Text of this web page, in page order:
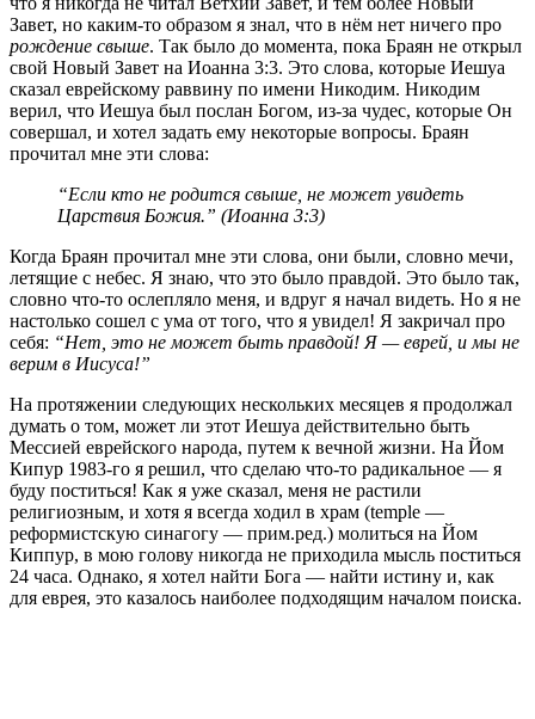
Завет, но каким-то образом я знал, что в нём нет ничего про
рождение свыше. Так было до момента, пока Браян не открыл
свой Новый Завет на Иоанна 3:3. Это слова, которые Иешуа
сказал еврейскому раввину по имени Никодим. Никодим
верил, что Иешуа был послан Богом, из-за чудес, которые Он
совершал, и хотел задать ему некоторые вопросы. Браян
прочитал мне эти слова:
“Если кто не родится свыше, не может увидеть
Царствия Божия.” (Иоанна 3:3)
Когда Браян прочитал мне эти слова, они были, словно мечи,
летящие с небес. Я знаю, что это было правдой. Это было так,
словно что-то ослепляло меня, и вдруг я начал видеть. Но я не
настолько сошел с ума от того, что я увидел! Я закричал про
себя: “Нет, это не может быть правдой! Я — еврей, и мы не
верим в Иисуса!”
На протяжении следующих нескольких месяцев я продолжал
думать о том, может ли этот Иешуа действительно быть
Мессией еврейского народа, путем к вечной жизни. На Йом
Кипур 1983-го я решил, что сделаю что-то радикальное — я
буду поститься! Как я уже сказал, меня не растили
религиозным, и хотя я всегда ходил в храм (temple —
реформистскую синагогу — прим.ред.) молиться на Йом
Киппур, в мою голову никогда не приходила мысль поститься
24 часа. Однако, я хотел найти Бога — найти истину и, как
для еврея, это казалось наиболее подходящим началом поиска.